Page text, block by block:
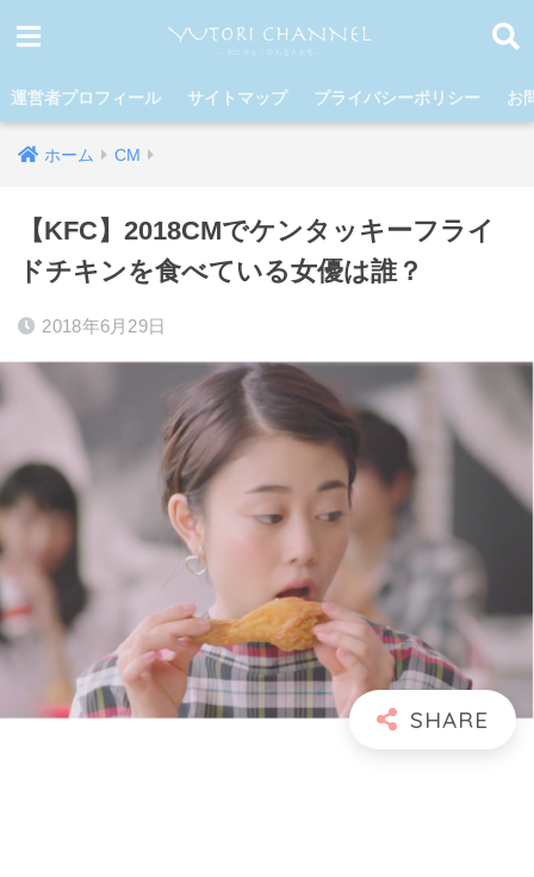
運営者プロフィール サイトマップ プライバシーポリシー お
ホーム CM
【KFC】2018CMでケンタッキーフライ
ドチキンを食べている女優は誰？
2018年6月29日